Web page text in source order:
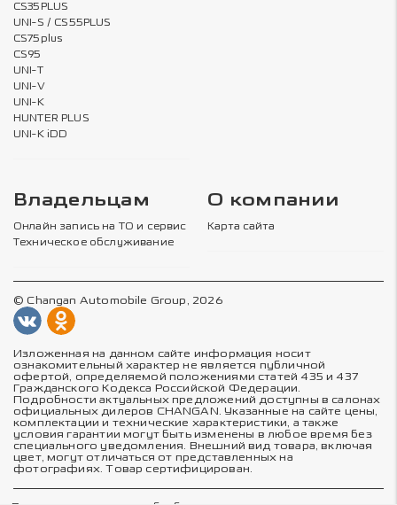
CS35PLUS
UNI-S / CS55PLUS
CS75plus
CS95
UNI-T
UNI-V
UNI-K
HUNTER PLUS
UNI-K iDD
Владельцам
Онлайн запись на ТО и сервис
Техническое обслуживание
О компании
Карта сайта
© Changan Automobile Group, 2026
Изложенная на данном сайте информация носит
ознакомительный характер не является публичной
офертой, определяемой положениями статей 435 и 437
Гражданского Кодекса Российской Федерации.
Подробности актуальных предложений доступны в салонах
официальных дилеров CHANGAN. Указанные на сайте цены,
комплектации и технические характеристики, а также
условия гарантии могут быть изменены в любое время без
специального уведомления. Внешний вид товара, включая
цвет, могут отличаться от представленных на
фотографиях. Товар сертифицирован.